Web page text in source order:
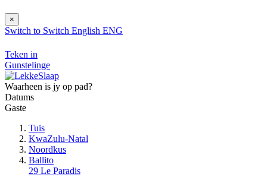
×
Switch to Switch English ENG
Teken in
Gunstelinge
Waarheen is jy op pad?
Datums
Gaste
Tuis
KwaZulu-Natal
Noordkus
Ballito
29 Le Paradis